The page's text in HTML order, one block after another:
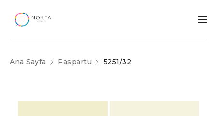
Ana Sayfa Paspartu 5251/32